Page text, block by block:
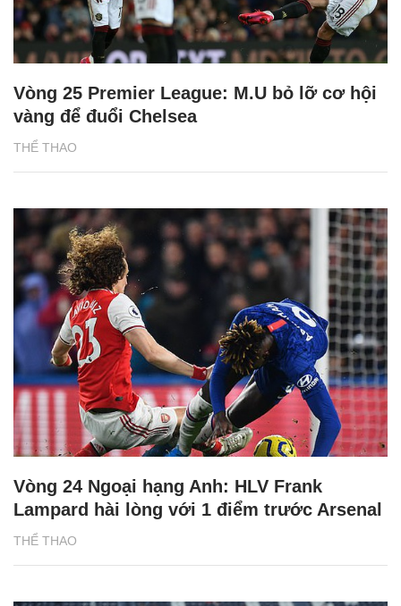
THỂ THAO
Vòng 25 Premier League: M.U bỏ lỡ cơ hội
vàng để đuổi Chelsea
THỂ THAO
Vòng 24 Ngoại hạng Anh: HLV Frank
Lampard hài lòng với 1 điểm trước Arsenal